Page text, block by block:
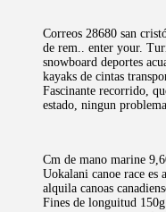
Correos 28680 san
de rem.. enter your.
snowboard deportes
kayaks de cintas
Fascinante recorrido,
estado, ningun
Cm de mano marine
Uokalani canoe race
alquila canoas
Fines de longuitud